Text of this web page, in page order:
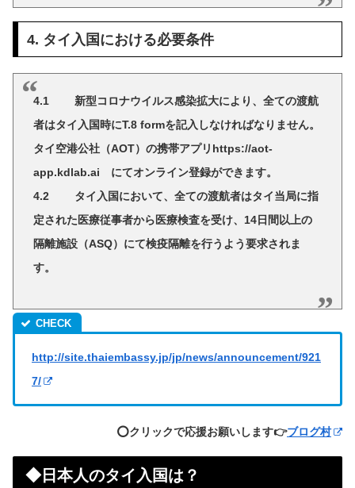
4. タイ入国における必要条件
4.1 新型コロナウイルス感染拡大により、全ての渡航
者はタイ入国時にT.8 formを記入しなければなりません。
タイ空港公社（AOT）の携帯アプリhttps://aot-
app.kdlab.ai にてオンライン登録ができます。
4.2 タイ入国において、全ての渡航者はタイ当局に指
定された医療従事者から医療検査を受け、14日間以上の
隔離施設（ASQ）にて検疫隔離を行うよう要求されま
す。
http://site.thaiembassy.jp/jp/news/announcement/921
7/
⭕️クリックで応援お願いします👉ブログ村
◆日本人のタイ入国は？